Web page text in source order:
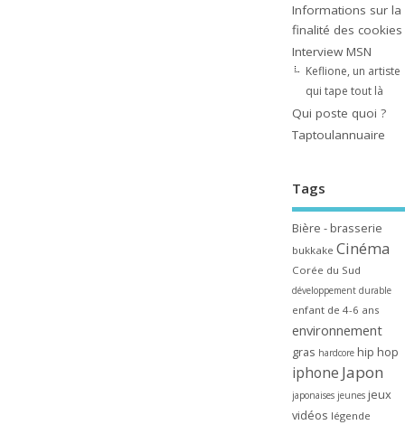
Informations sur la
finalité des cookies
Interview MSN
Keflione, un artiste
qui tape tout là
Qui poste quoi ?
Taptoulannuaire
Tags
Bière - brasserie
bukkake Cinéma
Corée du Sud
développement durable
enfant de 4-6 ans
environnement
gras hardcore hip hop
iphone Japon
japonaises jeunes jeux
vidéos légende